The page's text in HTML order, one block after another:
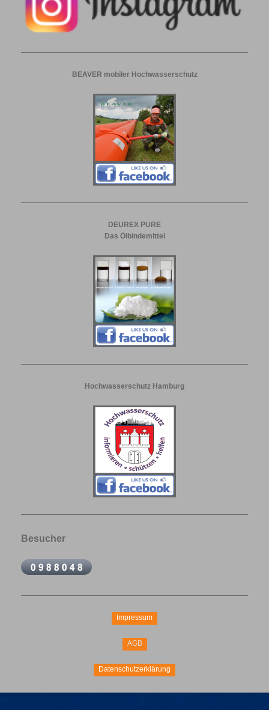
BEAVER mobiler Hochwasserschutz
DEUREX PURE
Das Ölbindemittel
Hochwasserschutz Hamburg
Besucher
Impressum
AGB
Datenschutzerklärung